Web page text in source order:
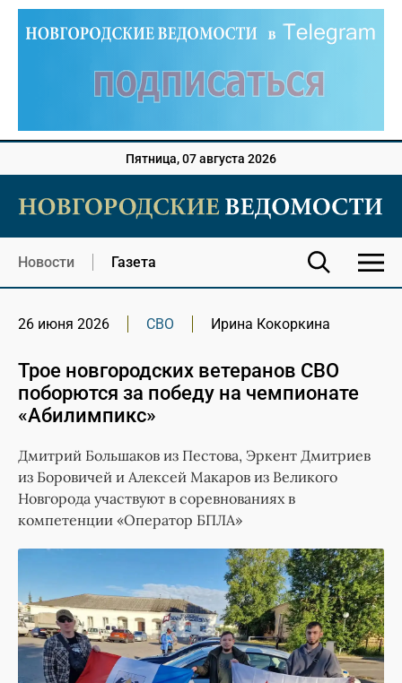
Пятница, 07 августа 2026
Новости Газета
26 июня 2026 СВО Ирина Кокоркина
Трое новгородских ветеранов СВО
поборются за победу на чемпионате
«Абилимпикс»
Дмитрий Большаков из Пестова, Эркент Дмитриев
из Боровичей и Алексей Макаров из Великого
Новгорода участвуют в соревнованиях в
компетенции «Оператор БПЛА»